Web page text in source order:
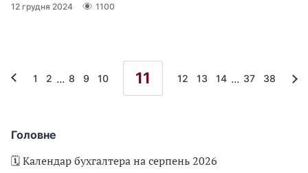
Головне
🗓️ Календар бухгалтера на серпень 2026
12 грудня 2024 1100
1 2 ... 8 9 10 11 12 13 14 ... 37 38